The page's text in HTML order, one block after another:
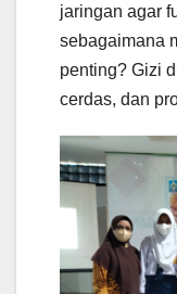
jaringan agar
sebagaimana
penting? Gizi
cerdas, dan